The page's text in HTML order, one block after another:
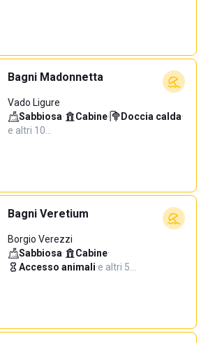
Bagni Madonnetta
Vado Ligure
Sabbiosa· Cabine· Doccia calda·
e altri 10…
Bagni Veretium
Borgio Verezzi
Sabbiosa· Cabine·
Accesso animali·e altri 5…